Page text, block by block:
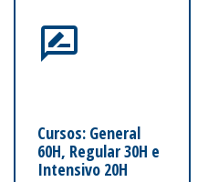
Cursos: General
60H, Regular 30H e
Intensivo 20H